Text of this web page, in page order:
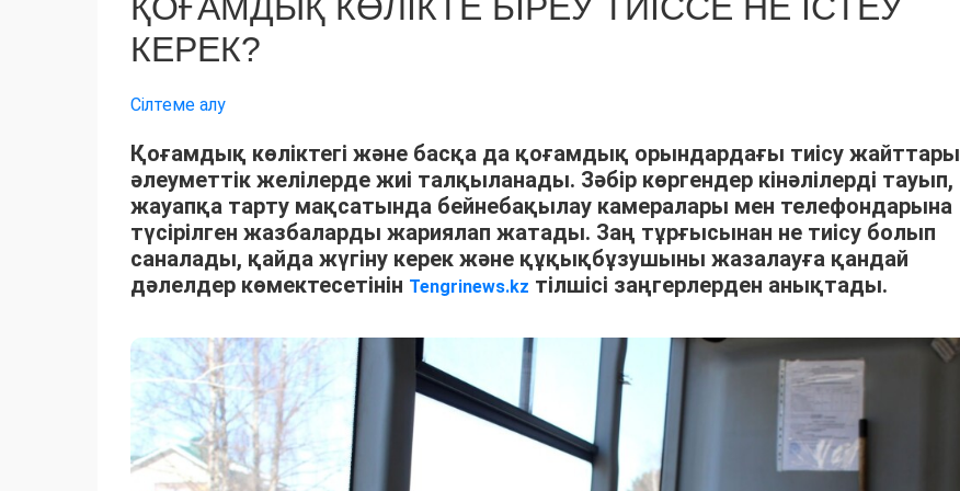
КЕРЕК?
Сілтеме алу
Қоғамдық көліктегі және басқа да қоғамдық орындардағы тиісу жайттары
әлеуметтік желілерде жиі талқыланады. Зәбір көргендер кінәлілерді тауып,
жауапқа тарту мақсатында бейнебақылау камералары мен телефондарына
түсірілген жазбаларды жариялап жатады. Заң тұрғысынан не тиісу болып
саналады, қайда жүгіну керек және құқықбұзушыны жазалауға қандай
дәлелдер көмектесетінін Tengrinews.kz тілшісі заңгерлерден анықтады.